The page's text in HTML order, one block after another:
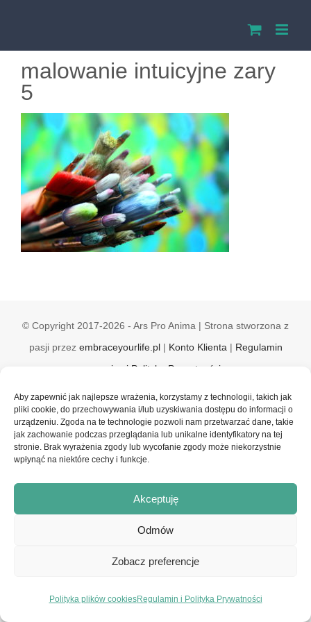
Aby zapewnić jak najlepsze wrażenia, korzystamy z technologii, takich jak
pliki cookie, do przechowywania i/lub uzyskiwania dostępu do informacji o
urządzeniu. Zgoda na te technologie pozwoli nam przetwarzać dane, takie
jak zachowanie podczas przeglądania lub unikalne identyfikatory na tej
stronie. Brak wyrażenia zgody lub wycofanie zgody może niekorzystnie
wpłynąć na niektóre cechy i funkcje.
Akceptuję
Odmów
Zobacz preferencje
Polityka plików cookiesRegulamin i Polityka Prywatności
zawartości
malowanie intuicyjne zary
5
© Copyright 2017-2026 - Ars Pro Anima | Strona stworzona z
pasji przez embraceyourlife.pl| Konto Klienta | Regulamin
serwisu i Polityka Prywatności
FacebookInstagram